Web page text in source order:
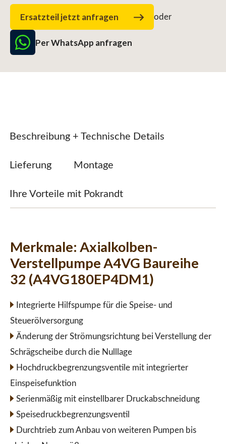
Ersatzteil jetzt anfragen oder
Per WhatsApp anfragen
Beschreibung + Technische Details
Lieferung Montage
Ihre Vorteile mit Pokrandt
Merkmale: Axialkolben-
Verstellpumpe A4VG Baureihe
32 (A4VG180EP4DM1)
Integrierte Hilfspumpe für die Speise- und
Steuerölversorgung
Änderung der Strömungsrichtung bei Verstellung der
Schrägscheibe durch die Nulllage
Hochdruckbegrenzungsventile mit integrierter
Einspeisefunktion
Serienmäßig mit einstellbarer Druckabschneidung
Speisedruckbegrenzungsventil
Durchtrieb zum Anbau von weiteren Pumpen bis